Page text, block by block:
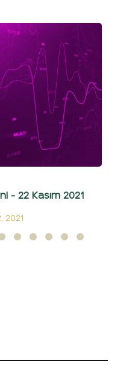
- 22 Kasım 2021
2021